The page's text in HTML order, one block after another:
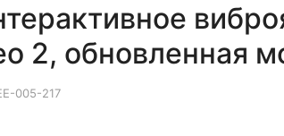
2, обновленная
005-217